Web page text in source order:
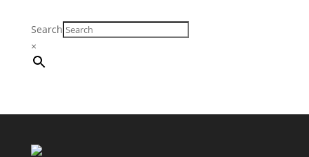
Search
×